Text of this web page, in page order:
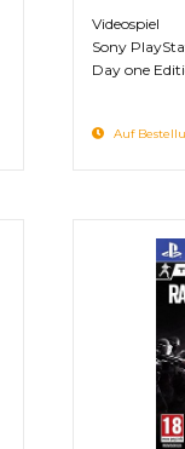
Videospiel
Sony
Day one
Auf